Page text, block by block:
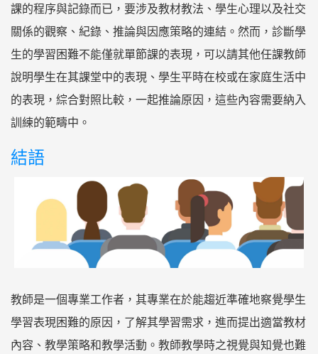
課的程序與記錄而已，要涉及教材教法、學生心理以及社交
關係的觀察、紀錄、推論與因應策略的連結。然而，診斷學
生的學習困難不能僅就單節課的表現，可以請其他任課教師
說明學生在其課堂中的表現、學生平時在校或在家庭生活中
的表現，綜合對照比較，一起推論原因，這些內容需要納入
訓練的範疇中。
結語
教師是一個專業工作者，其專業在於能趨近準確地察覺學生
學習表現困難的原因，了解其學習需求，進而提出適當教材
內容、教學策略和教學活動。教師教學時之視覺與知覺也難